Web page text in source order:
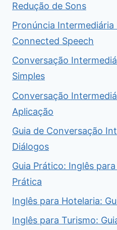
Redução de Sons
Pronúncia Intermediária
Connected Speech
Conversação
Simples
Conversação
Aplicação
Guia de Conversação
Diálogos
Guia Prático: Inglês
Prática
Inglês para Hotelaria:
Inglês para Turismo: